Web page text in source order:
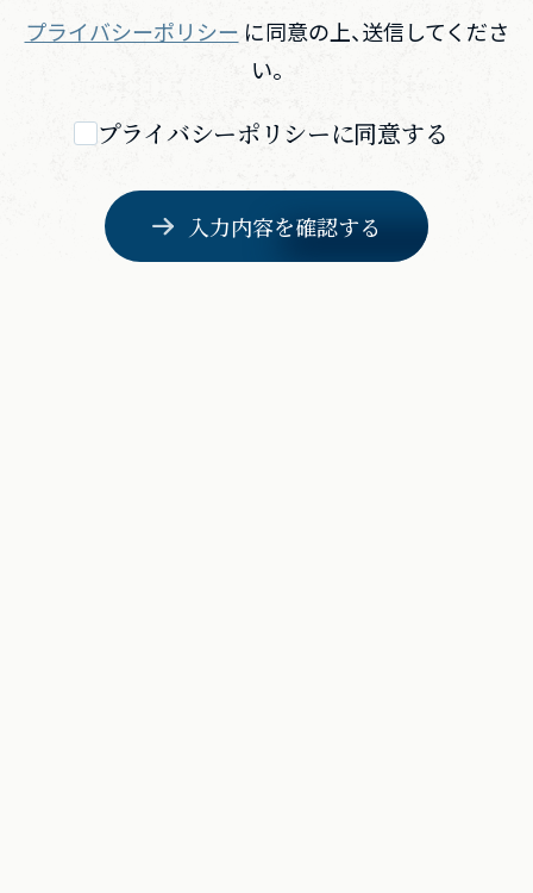
プライバシーポリシー に同意の上、送信してくださ
い。
プライバシーポリシーに同意する
入力内容を確認する